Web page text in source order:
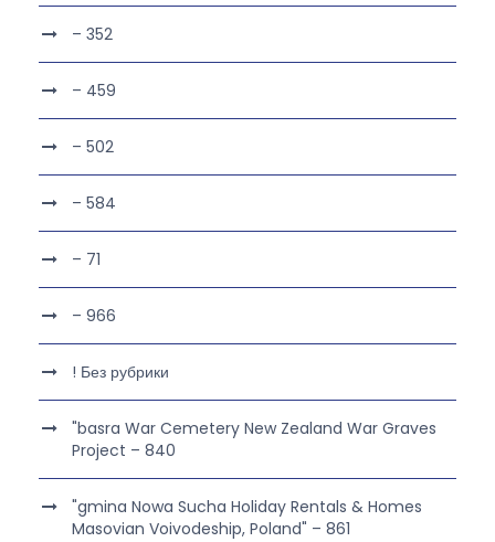
– 352
– 459
– 502
– 584
– 71
– 966
! Без рубрики
"basra War Cemetery New Zealand War Graves
Project – 840
"gmina Nowa Sucha Holiday Rentals & Homes
Masovian Voivodeship, Poland" – 861